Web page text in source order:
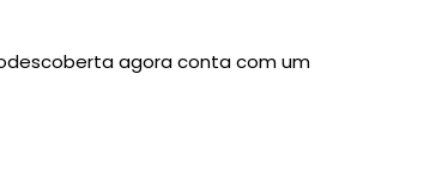
agora conta com um